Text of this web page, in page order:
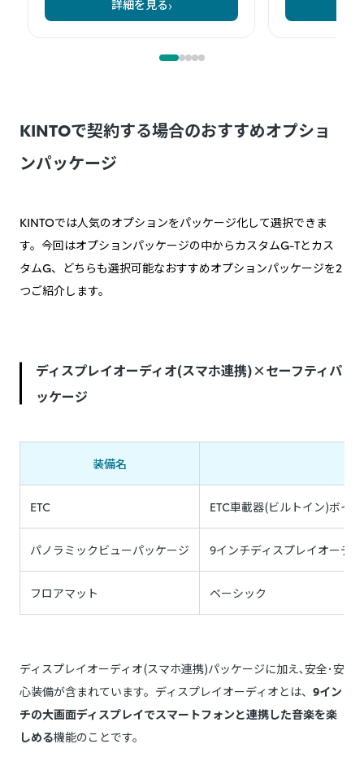
KINTOで契約する場合のおすすめオプショ
ンパッケージ
KINTOでは人気のオプションをパッケージ化して選択できま
す。今回はオプションパッケージの中からカスタムG-Tとカス
タムG、どちらも選択可能なおすすめオプションパッケージを2
つご紹介します。
ディスプレイオーディオ(スマホ連携)×セーフティパ
ッケージ
装備名
ETC ETC車載器(ビルトイン)ボイ
パノラミックビューパッケージ 9インチディスプレイオーデ
フロアマット ベーシック
ディスプレイオーディオ(スマホ連携)パッケージに加え､安全･安
心装備が含まれています。ディスプレイオーディオとは、 9イン
チの大画面ディスプレイでスマートフォンと連携した音楽を楽
しめる機能のことです。